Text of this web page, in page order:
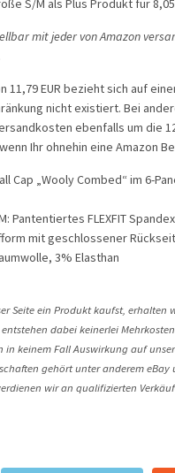
S/M als Plus Produkt für 8,05
mit jeder von Amazon
11,79 EUR bezieht sich auf
nicht existiert. Bei
ebenfalls um die
Ihr ohnehin eine Amazon
Cap „Wooly Combed“ im 6-
Pantentiertes FLEXFIT
mit geschlossener
3% Elasthan
Seite ein Produkt kaufst, erhalten
dabei keinerlei
in keinem Fall Auswirkung auf
gehört unter anderem eBay
wir an qualifizierten